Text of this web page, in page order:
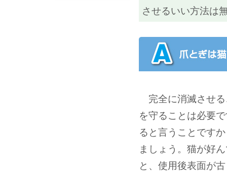
させるいい方法は
完全に消滅させる
を守ることは必要
ると言うことです
ましょう。猫が好
と、使用後表面が